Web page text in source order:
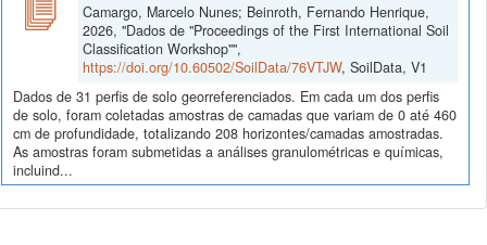
Camargo, Marcelo Nunes; Beinroth, Fernando Henrique,
2026, "Dados de "Proceedings of the First International Soil
Classification Workshop"",
https://doi.org/10.60502/SoilData/76VTJW, SoilData, V1
Dados de 31 perfis de solo georreferenciados. Em cada um dos perfis
de solo, foram coletadas amostras de camadas que variam de 0 até 460
cm de profundidade, totalizando 208 horizontes/camadas amostradas.
As amostras foram submetidas a análises granulométricas e químicas,
incluind...